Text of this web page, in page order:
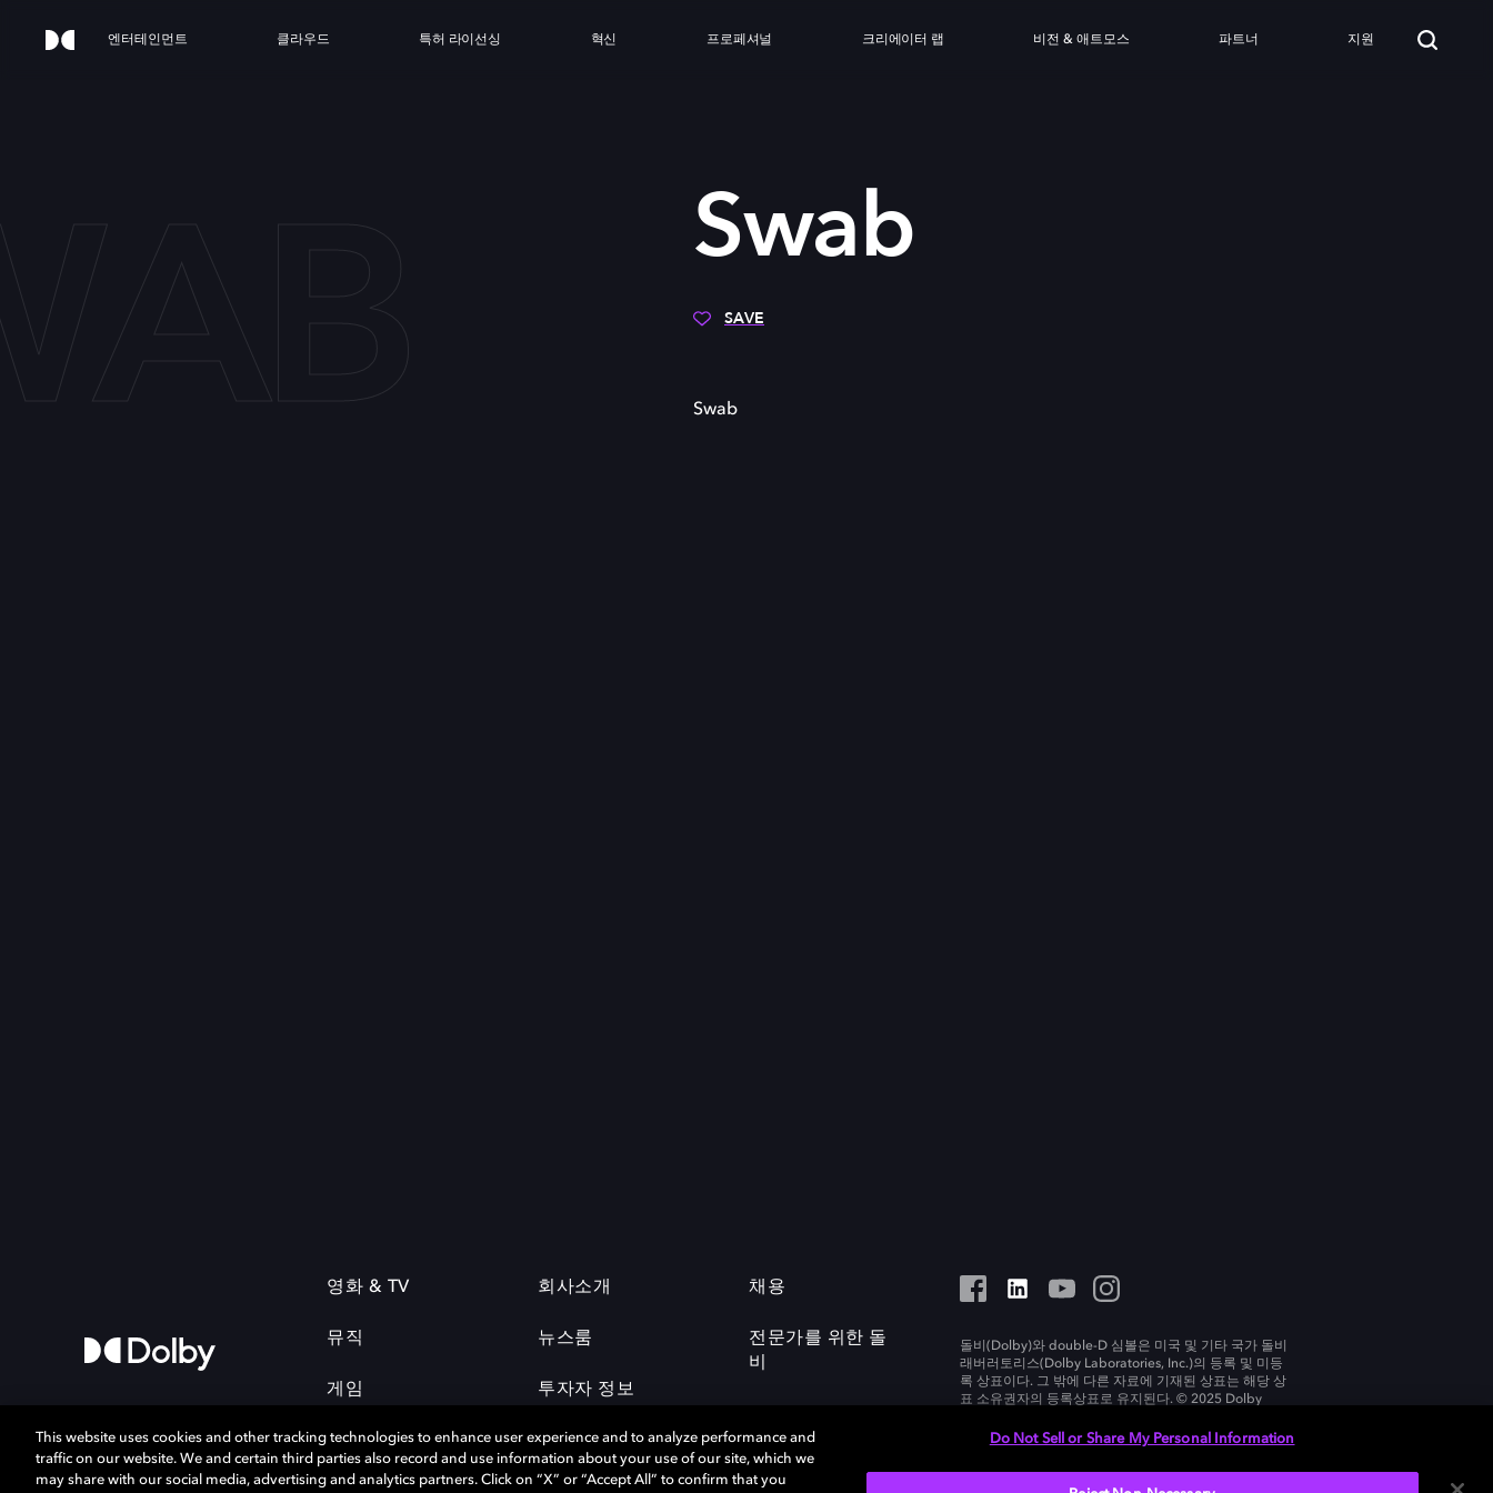
엔터테인먼트 클라우드 특허 라이선싱 혁신 프로페셔널 크리에이터 랩 비전 & 애트모스 파트너 지원
Swab
SAVE
Swab
영화 & TV
뮤직
게임
회사소개
뉴스룸
투자자 정보
채용
전문가를 위한 돌
비
돌비(Dolby)와 double-D 심볼은 미국 및 기타 국가 돌비
래버러토리스(Dolby Laboratories, Inc.)의 등록 및 미등
록 상표이다. 그 밖에 다른 자료에 기재된 상표는 해당 상
표 소유권자의 등록상표로 유지된다. © 2025 Dolby
This website uses cookies and other tracking technologies to enhance user experience and to analyze performance and
traffic on our website. We and certain third parties also record and use information about your use of our site, which we
may share with our social media, advertising and analytics partners. Click on “X” or “Accept All” to confirm that you
Do Not Sell or Share My Personal Information